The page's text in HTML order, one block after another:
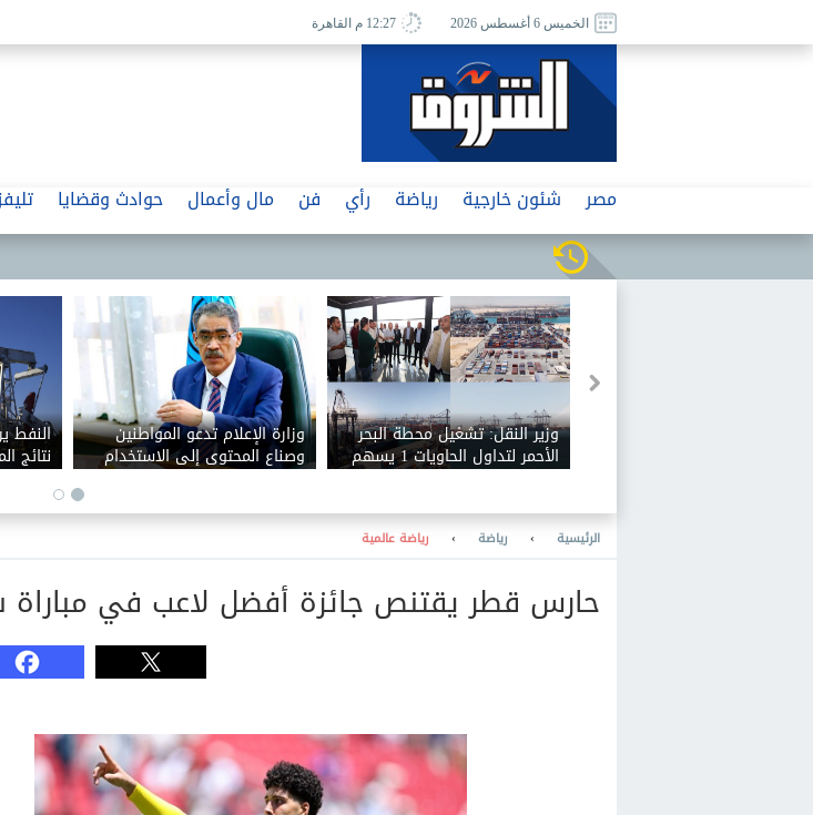
الخميس 6 أغسطس 2026 12:27 م القاهرة
مصر شئون خارجية رياضة رأي فن مال وأعمال حوادث وقضايا
وزير النقل: تشغيل محطة البحر
الأحمر لتداول الحاويات 1 يسهم
في دعم الصادرات المصرية
وزارة الإعلام تدعو المواطنين
وصناع المحتوى إلى الاستخدام
المسئول للسوشيال ميديا
النفط
نتائج
الرئيسية › رياضة › رياضة عالمية
حارس قطر يقتنص جائزة أفضل لاعب في مباراة